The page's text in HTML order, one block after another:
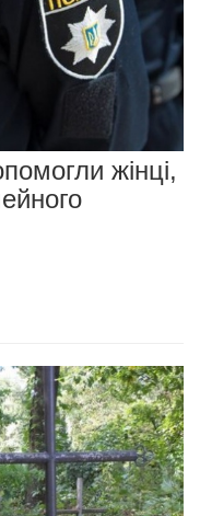
жінці,